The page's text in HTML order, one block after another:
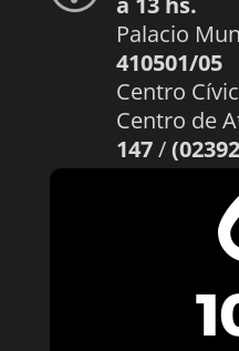
Palacio
410501/05
Centro
Centro de
147/